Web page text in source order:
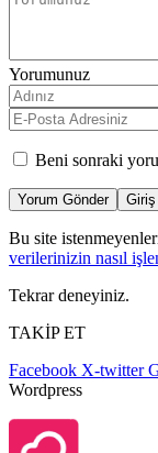
Yorumunuz
Beni sonraki
Yorum Gönder
Bu site
verilerinizin nasıl
Tekrar deneyiniz.
TAKİP ET
Facebook X-twitter
Wordpress